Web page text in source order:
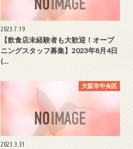
2023.7.19
【飲食店未経験者も大歓迎！オープ
ニングスタッフ募集】2023年8月4日
(…
大阪市中央区
2023.3.31